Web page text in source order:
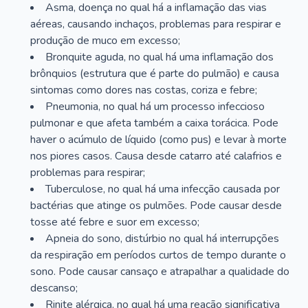
Asma, doença no qual há a inflamação das vias
aéreas, causando inchaços, problemas para respirar e
produção de muco em excesso;
Bronquite aguda, no qual há uma inflamação dos
brônquios (estrutura que é parte do pulmão) e causa
sintomas como dores nas costas, coriza e febre;
Pneumonia, no qual há um processo infeccioso
pulmonar e que afeta também a caixa torácica. Pode
haver o acúmulo de líquido (como pus) e levar à morte
nos piores casos. Causa desde catarro até calafrios e
problemas para respirar;
Tuberculose, no qual há uma infecção causada por
bactérias que atinge os pulmões. Pode causar desde
tosse até febre e suor em excesso;
Apneia do sono, distúrbio no qual há interrupções
da respiração em períodos curtos de tempo durante o
sono. Pode causar cansaço e atrapalhar a qualidade do
descanso;
Rinite alérgica, no qual há uma reação significativa